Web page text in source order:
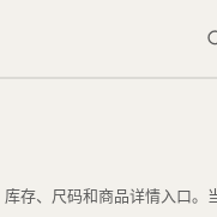
、尺码和商品详情入口。